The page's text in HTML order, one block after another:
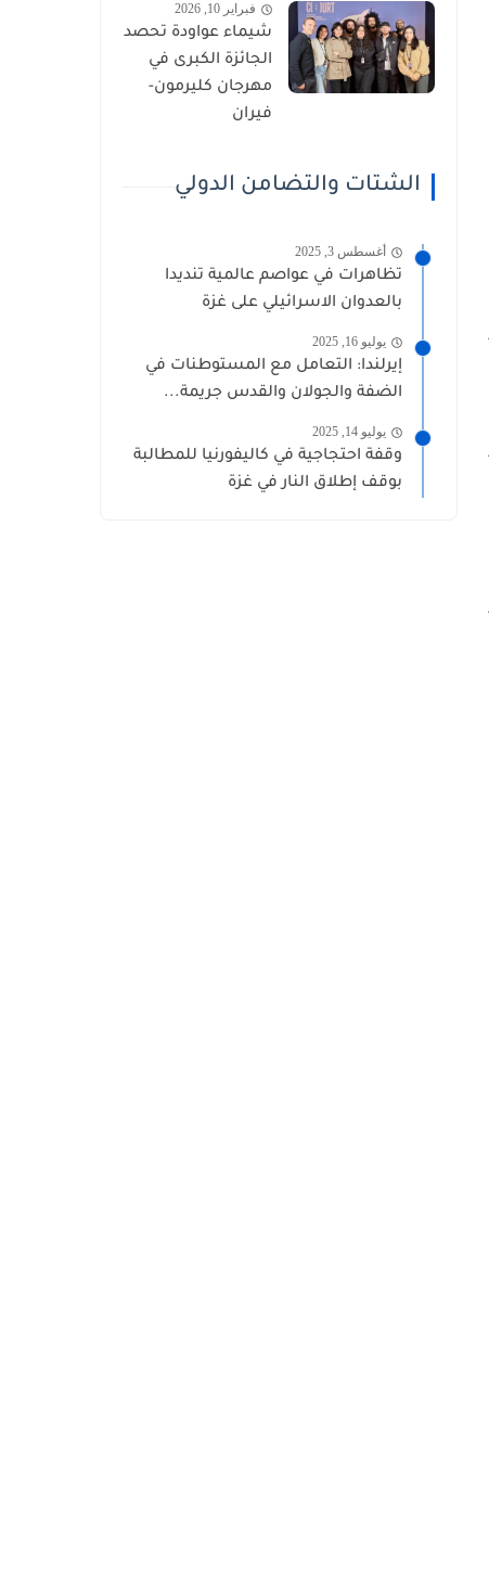
فبراير 10, 2026
شيماء عواودة تحصد
الجائزة الكبرى في
مهرجان كليرمون-
فيران
الشتات والتضامن الدولي
أغسطس 3, 2025
تظاهرات في عواصم عالمية تنديدا
بالعدوان الاسرائيلي على غزة
يوليو 16, 2025
إيرلندا: التعامل مع المستوطنات في
الضفة والجولان والقدس جريمة...
يوليو 14, 2025
وقفة احتجاجية في كاليفورنيا للمطالبة
بوقف إطلاق النار في غزة